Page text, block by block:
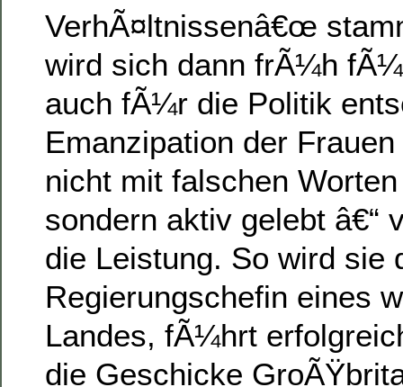
VerhÃ¤ltnissenâ€œ
wird sich dann frÃ¼h
auch fÃ¼r die Politik
Emanzipation der
nicht mit falschen
sondern aktiv gelebt â€“
die Leistung. So wird sie
Regierungschefin eines
Landes, fÃ¼hrt
die Geschicke